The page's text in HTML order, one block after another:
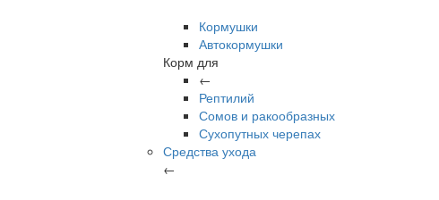
Кормушки
Автокормушки
Корм для
←
Рептилий
Сомов и ракообразных
Сухопутных черепах
Средства ухода
←